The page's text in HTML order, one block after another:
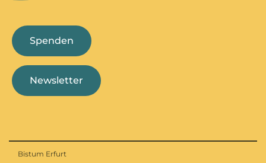
Spenden
Newsletter
Bistum Erfurt